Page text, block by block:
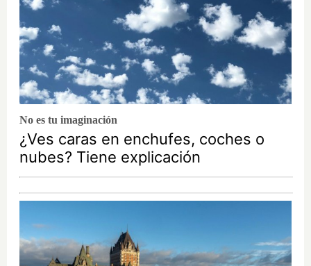
No es tu imaginación
¿Ves caras en enchufes, coches o
nubes? Tiene explicación